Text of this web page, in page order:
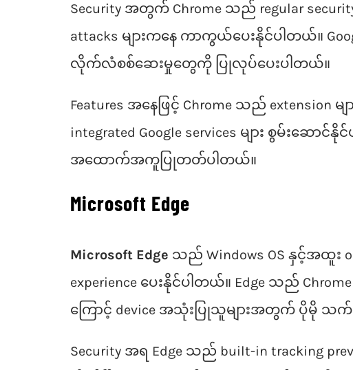
Security အတွက် Chrome သည် regular security
attacks များကနေ ကာကွယ်ပေးနိုင်ပါတယ်။
လိုက်လံစစ်ဆေးမှုတွေကို ပြုလုပ်ပေးပါတယ်။
Features အနေဖြင့် Chrome သည် extension မျာ
integrated Google services များ စွမ်းဆ
အထောက်အကူပြုတတ်ပါတယ်။
Microsoft Edge
Microsoft Edge သည် Windows OS နှင့်အထူး
experience ပေးနိုင်ပါတယ်။ Edge သည်
ကြောင့် device အသုံးပြုသူများအတွက် ပိုမို သ
Security အရ Edge သည် built-in tracking